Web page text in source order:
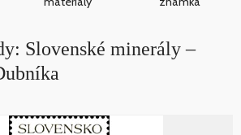
Slovenské minerály –